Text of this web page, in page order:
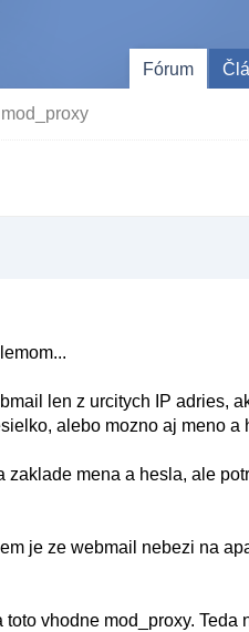
Fórum
mod_proxy
len z urcitych IP adries,
alebo mozno aj meno
mena a hesla, ale
je ze webmail nebezi na
vhodne mod_proxy. Teda